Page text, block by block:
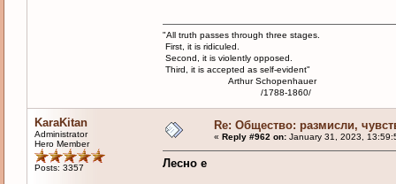
"All truth passes through three stages.
First, it is ridiculed.
Second, it is violently opposed.
Third, it is accepted as self-evident"
Arthur Schopenhauer
/1788-1860/
KaraKitan
Administrator
Hero Member
Posts: 3357
Re: Общество: размисли,
« Reply #962 on:January 31, 2023,
Лесно е